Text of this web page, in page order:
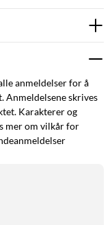
anmeldelser for å
Anmeldelsene skrives
Karakterer og
mer om vilkår for